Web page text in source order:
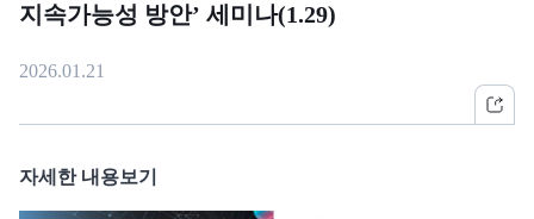
지속가능성 방안’ 세미나(1.29)
2026.01.21
자세한 내용보기